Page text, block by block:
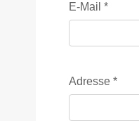
E-Mail *
Adresse *